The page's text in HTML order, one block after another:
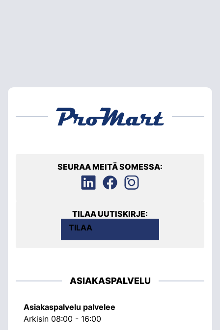
SEURAA MEITÄ SOMESSA:
TILAA UUTISKIRJE:
TILAA
ASIAKASPALVELU
Asiakaspalvelu palvelee
Arkisin 08:00 - 16:00